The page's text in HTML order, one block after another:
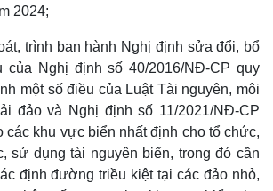
2024;
trình ban hành Nghị định sửa đổi, bổ
của Nghị định số 40/2016/NĐ-CP quy
một số điều của Luật Tài nguyên, môi
đảo và Nghị định số 11/2021/NĐ-CP
các khu vực biển nhất định cho tổ chức,
sử dụng tài nguyên biển, trong đó cần
định đường triều kiệt tại các đảo nhỏ,